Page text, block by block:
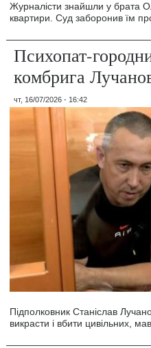
Журналісти знайшли у брата
квартири. Суд заборонив їм
Психопат-
комбрига
чт, 16/07/2026 - 16:42
Підполковник Станіслав
викрасти і вбити цивільних,